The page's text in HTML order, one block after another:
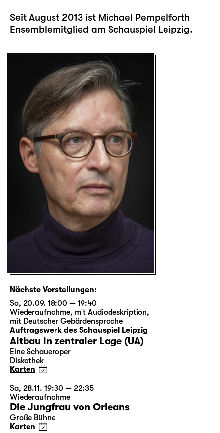
Seit August 2013 ist Michael Pempelforth
Ensemblemitglied am Schauspiel Leipzig.
Nächste Vorstellungen:
So, 20.09. 18:00 — 19:40
Wiederaufnahme, mit Audiodeskription,
mit Deutscher Gebärdensprache
Auftragswerk des Schauspiel Leipzig
Altbau in zentraler Lage (UA)
Eine Schaueroper
Diskothek
Karten
Sa, 28.11. 19:30 — 22:35
Wiederaufnahme
Die Jungfrau von Orleans
Große Bühne
Karten